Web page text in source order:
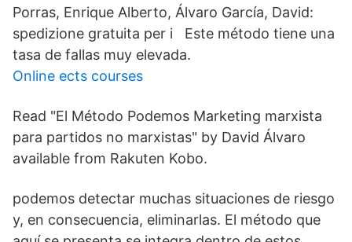
Porras, Enrique Alberto, Álvaro García, David:
spedizione gratuita per i Este método tiene una
tasa de fallas muy elevada.
Online ects courses
Read "El Método Podemos Marketing marxista
para partidos no marxistas" by David Álvaro
available from Rakuten Kobo.
podemos detectar muchas situaciones de riesgo
y, en consecuencia, eliminarlas. El método que